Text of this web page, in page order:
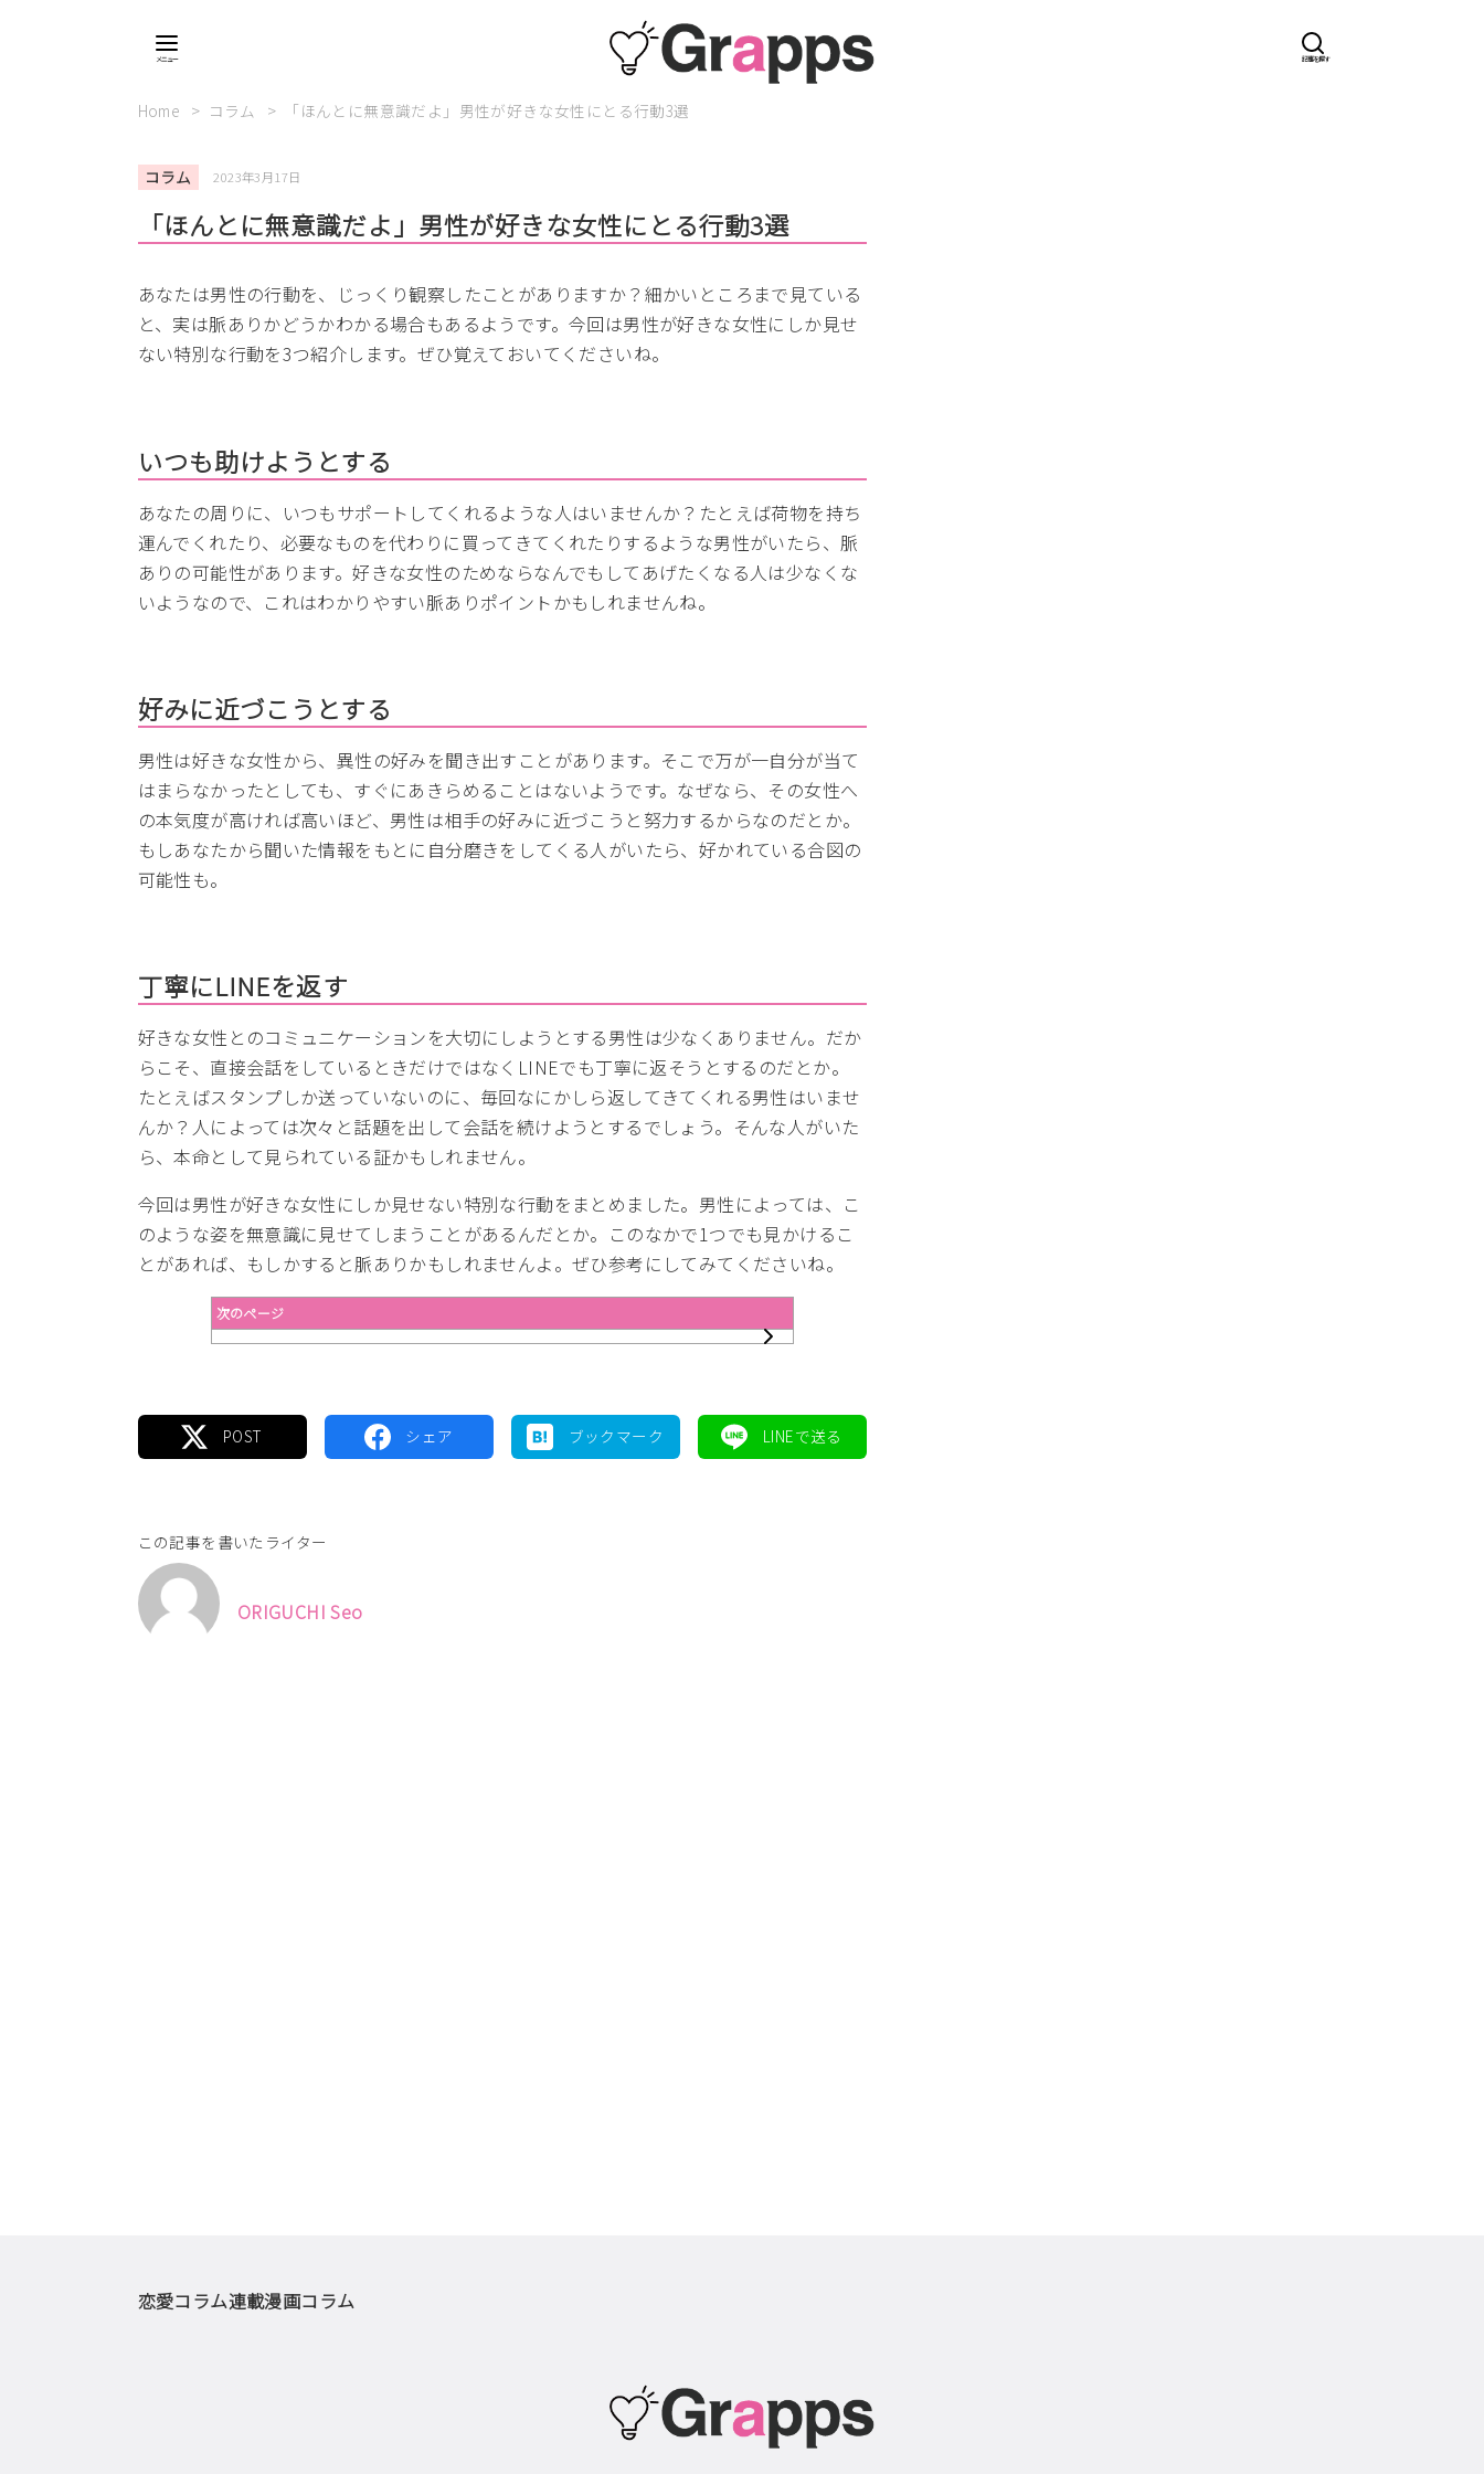
Home コラム 「ほんとに無意識だよ」男性が好きな女性にとる行動3選
コラム 2023年3月17日
「ほんとに無意識だよ」男性が好きな女性にとる行動3選
あなたは男性の行動を、じっくり観察したことがありますか？細かいところまで見ている
と、実は脈ありかどうかわかる場合もあるようです。今回は男性が好きな女性にしか見せ
ない特別な行動を3つ紹介します。ぜひ覚えておいてくださいね。
いつも助けようとする
あなたの周りに、いつもサポートしてくれるような人はいませんか？たとえば荷物を持ち
運んでくれたり、必要なものを代わりに買ってきてくれたりするような男性がいたら、脈
ありの可能性があります。好きな女性のためならなんでもしてあげたくなる人は少なくな
いようなので、これはわかりやすい脈ありポイントかもしれませんね。
好みに近づこうとする
男性は好きな女性から、異性の好みを聞き出すことがあります。そこで万が一自分が当て
はまらなかったとしても、すぐにあきらめることはないようです。なぜなら、その女性へ
の本気度が高ければ高いほど、男性は相手の好みに近づこうと努力するからなのだとか。
もしあなたから聞いた情報をもとに自分磨きをしてくる人がいたら、好かれている合図の
可能性も。
丁寧にLINEを返す
好きな女性とのコミュニケーションを大切にしようとする男性は少なくありません。だか
らこそ、直接会話をしているときだけではなくLINEでも丁寧に返そうとするのだとか。
たとえばスタンプしか送っていないのに、毎回なにかしら返してきてくれる男性はいませ
んか？人によっては次々と話題を出して会話を続けようとするでしょう。そんな人がいた
ら、本命として見られている証かもしれません。
今回は男性が好きな女性にしか見せない特別な行動をまとめました。男性によっては、こ
のような姿を無意識に見せてしまうことがあるんだとか。このなかで1つでも見かけるこ
とがあれば、もしかすると脈ありかもしれませんよ。ぜひ参考にしてみてくださいね。
次のページ
この記事を書いたライター
ORIGUCHI Seo
恋愛コラム連載漫画コラム